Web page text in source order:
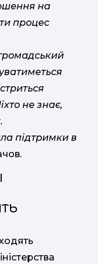
на
процес
не знає,
підтримки в